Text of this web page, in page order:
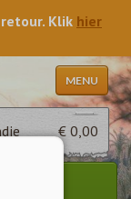
Klik hier
MENU
€ 0,00